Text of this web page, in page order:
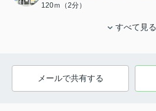
120ｍ（2分）
すべて見る
メールで共有する